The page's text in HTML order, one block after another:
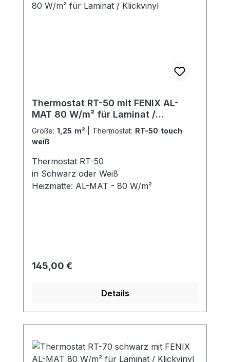
Thermostat RT-50 mit FENIX AL-
MAT 80 W/m² für Laminat /
Klickvinyl
Größe: 1,25 m² Thermostat: RT-50 touch
weiß
Thermostat RT-50
in Schwarz oder Weiß
Heizmatte: AL-MAT - 80 W/m²
Regulärer Preis:
145,00 €
Details